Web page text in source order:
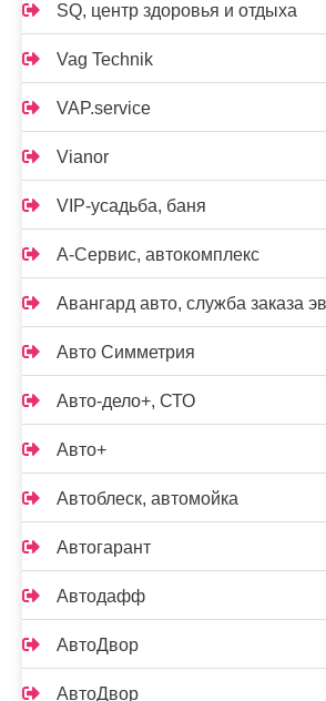
SQ, центр здоровья и отдыха
Vag Technik
VAP.service
Vianor
VIP-усадьба, баня
А-Сервис, автокомплекс
Авангард авто, служба заказа
Авто Симметрия
Авто-дело+, СТО
Авто+
Автоблеск, автомойка
Автогарант
Автодафф
АвтоДвор
АвтоДвор